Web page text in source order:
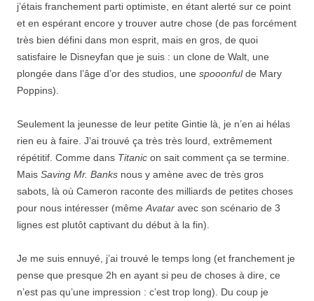
j’étais franchement parti optimiste, en étant alerté sur ce point
et en espérant encore y trouver autre chose (de pas forcément
très bien défini dans mon esprit, mais en gros, de quoi
satisfaire le Disneyfan que je suis : un clone de Walt, une
plongée dans l’âge d’or des studios, une spooonfulde Mary
Poppins).
Seulement la jeunesse de leur petite Gintie là, je n’en ai hélas
rien eu à faire. J’ai trouvé ça très très lourd, extrêmement
répétitif. Comme dans Titanic on sait comment ça se termine.
Mais Saving Mr. Banks nous y amène avec de très gros
sabots, là où Cameron raconte des milliards de petites choses
pour nous intéresser (mêmeAvatar avec son scénario de 3
lignes est plutôt captivant du début à la fin).
Je me suis ennuyé, j’ai trouvé le temps long (et franchement je
pense que presque 2h en ayant si peu de choses à dire, ce
n’est pas qu’une impression : c’est trop long). Du coup je